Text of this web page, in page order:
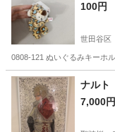
100円
世田谷区
0808-121 ぬいぐるみキーホ
東京 世田谷区 お
ナルト
7,000円